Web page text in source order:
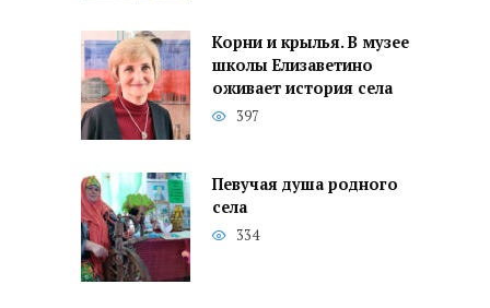
Корни и крылья. В музее
школы Елизаветино
оживает история села
397
Певучая душа родного
села
334